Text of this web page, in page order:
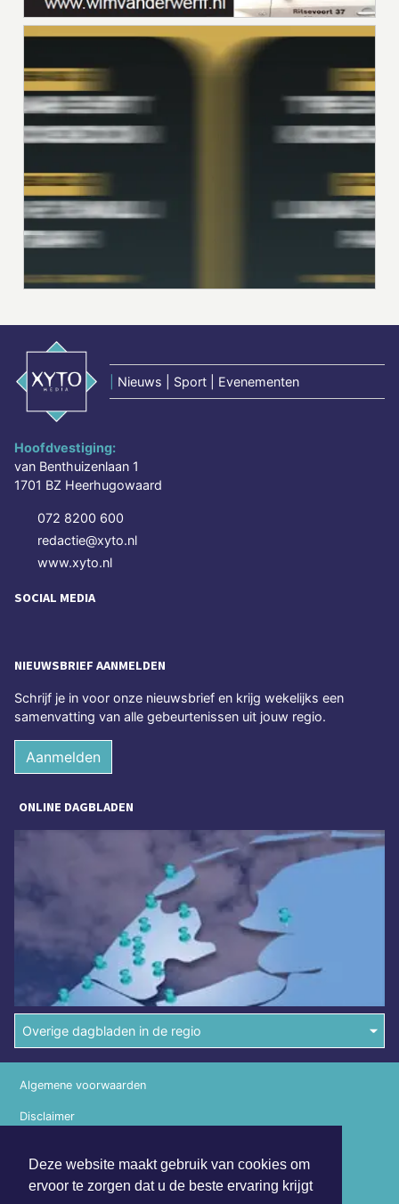
Deze website maakt gebruik van cookies om
ervoor te zorgen dat u de beste ervaring krijgt
Nieuws | Sport | Evenementen
Hoofdvestiging:
van Benthuizenlaan 1
1701 BZ Heerhugowaard
072 8200 600
redactie@xyto.nl
www.xyto.nl
SOCIAL MEDIA
NIEUWSBRIEF AANMELDEN
Schrijf je in voor onze nieuwsbrief en krijg wekelijks een
samenvatting van alle gebeurtenissen uit jouw regio.
Aanmelden
ONLINE DAGBLADEN
Overige dagbladen in de regio
Copyright (c) 2026 | Noordwijkerdagblad.nl - Alle rechten
Algemene voorwaarden
Disclaimer